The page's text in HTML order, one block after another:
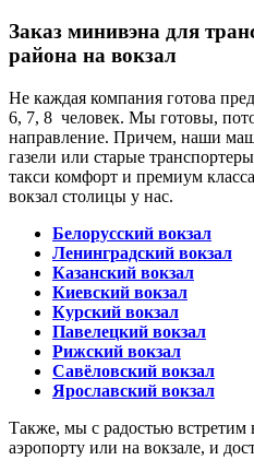
Заказ минивэна для
района на вокзал
Не каждая компания готова
6, 7, 8 человек. Мы готовы,
направление. Причем, наши
газели или старые
такси комфорт и премиум
вокзал столицы у нас.
Белорусский вокзал
Ленинградский вокзал
Казанский вокзал
Киевский вокзал
Курский вокзал
Павелецкий вокзал
Рижский вокзал
Савёловский вокзал
Ярославский вокзал
Также, мы с радостью встретим
аэропорту или на вокзале, и